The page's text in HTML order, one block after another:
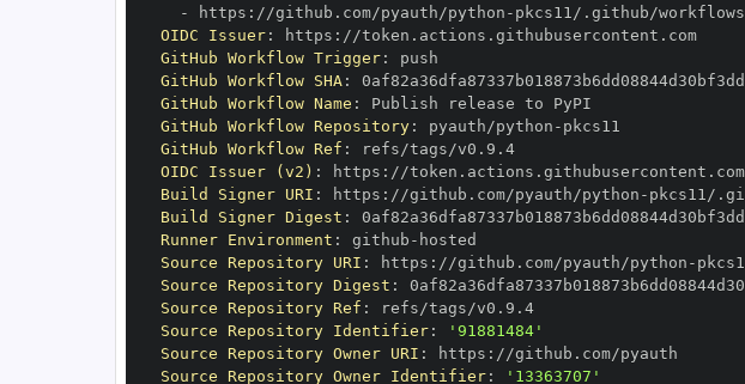
-
https : //github.com/pyauth/python -
OIDC Issuer: https :
//token.actions.githubusercontent.com
GitHub Workflow Trigger:
GitHub Workflow SHA:
GitHub Workflow Name :
GitHub Workflow Repository: pyauth/python -
GitHub Workflow Ref :
refs/tags/v0.9.4
OIDC Issuer (v2) : https :
//token.actions.githubusercontent.com
Build Signer URI : https : //github.com/pyauth/python -
Build Signer Digest :
Runner Environment : github -
Source Repository URI : https : //github.com/pyauth/python -
Source Repository Digest :
Source Repository Ref :
refs/tags/v0.9.4
Source Repository Identifier:
'91881484'
Source Repository Owner URI : https :
Source Repository Owner Identifier: '13363707'